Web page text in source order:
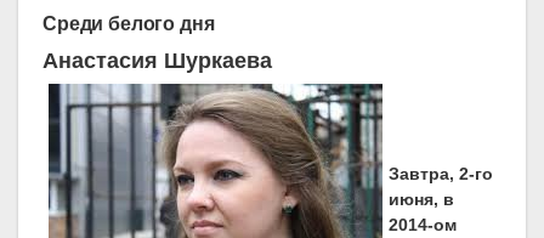
Среди белого дня
Анастасия Шуркаева
Завтра, 2-го
июня, в
2014-ом